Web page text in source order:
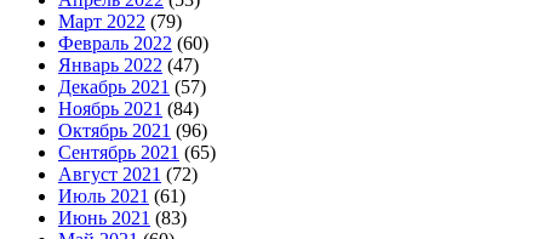
Март 2022 (79)
Февраль 2022 (60)
Январь 2022 (47)
Декабрь 2021 (57)
Ноябрь 2021 (84)
Октябрь 2021 (96)
Сентябрь 2021 (65)
Август 2021 (72)
Июль 2021 (61)
Июнь 2021 (83)